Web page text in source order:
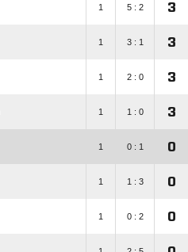
1 5 : 2 3
1 3 : 1 3
1 2 : 0 3
1 1 : 0 3
1 0 : 1 0
1 1 : 3 0
1 0 : 2 0